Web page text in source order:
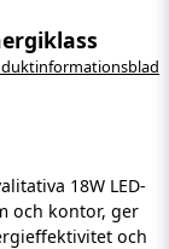
18W LED-
och kontor, ger
och